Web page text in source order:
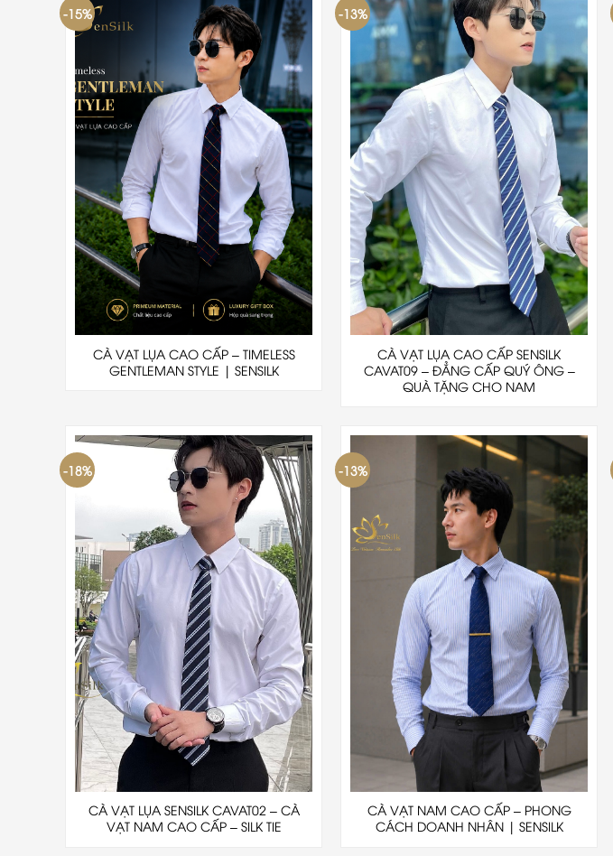
-15%
CÀ VẠT LỤA CAO CẤP – TIMELESS
GENTLEMAN STYLE | SENSILK
-13%
CÀ VẠT LỤA CAO CẤP SENSILK
CAVAT09 – ĐẲNG CẤP QUÝ ÔNG –
QUÀ TẶNG CHO NAM
-18%
CÀ VẠT LỤA SENSILK CAVAT02 – CÀ
VẠT NAM CAO CẤP – SILK TIE
-13%
CÀ VẠT NAM CAO CẤP – PHONG
CÁCH DOANH NHÂN | SENSILK